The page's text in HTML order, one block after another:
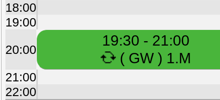
18:00
19:00
19:30 - 21:00
( GW ) 1.M
20:00
21:00
22:00